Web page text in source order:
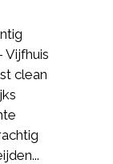
Vijfhuis
clean